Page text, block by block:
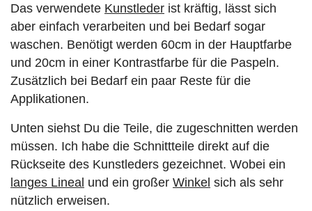
Das verwendete Kunstleder ist kräftig, lässt sich
aber einfach verarbeiten und bei Bedarf sogar
waschen. Benötigt werden 60cm in der Hauptfarbe
und 20cm in einer Kontrastfarbe für die Paspeln.
Zusätzlich bei Bedarf ein paar Reste für die
Applikationen.
Unten siehst Du die Teile, die zugeschnitten werden
müssen. Ich habe die Schnittteile direkt auf die
Rückseite des Kunstleders gezeichnet. Wobei ein
langes Lineal und ein großer Winkel sich als sehr
nützlich erweisen.